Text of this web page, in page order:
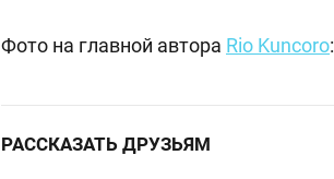
Фото на главной автора Rio Kuncoro:
РАССКАЗАТЬ ДРУЗЬЯМ